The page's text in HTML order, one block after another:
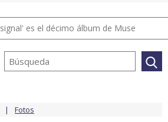
es el décimo álbum de Muse
Fotos